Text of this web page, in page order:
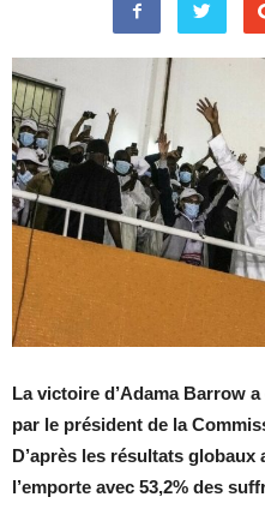
La victoire d’Adama Barrow
par le président de la
D’après les résultats
l’emporte avec 53,2% des